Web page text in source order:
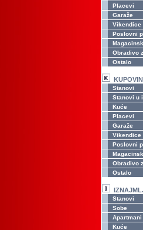
Placevi
Garaže
Vikendice
Poslovni
Obradivo
Ostalo
Stanovi
Stanovi u
Kuće
Placevi
Garaže
Vikendice
Poslovni
Obradivo
Ostalo
Stanovi
Sobe
Apartmani
Kuće